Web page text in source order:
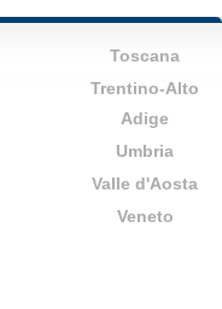
Toscana
Trentino-Alto
Adige
Umbria
Valle d'Aosta
Veneto